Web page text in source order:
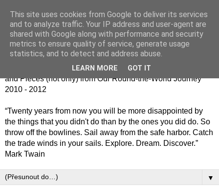
Jiný kafe - cesta kolem
světa jinak
Střípky (nejen) z naší cesty kolem světa 2010 - 2012 / Bits
and Pieces (not only) from Our Round-the-World Journey
2010 - 2012
“Twenty years from now you will be more disappointed by
the things that you didn't do than by the ones you did do. So
throw off the bowlines. Sail away from the safe harbor. Catch
the trade winds in your sails. Explore. Dream. Discover.”
Mark Twain
▼
This site uses cookies from Google to deliver its services
and to analyze traffic. Your IP address and user-agent are
shared with Google along with performance and security
metrics to ensure quality of service, generate usage
statistics, and to detect and address abuse.
LEARN MORE GOT IT